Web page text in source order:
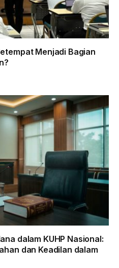
Menjadi Bagian
dalam KUHP Nasional:
dan Keadilan dalam